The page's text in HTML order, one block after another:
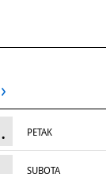
PETAK
SUBOTA